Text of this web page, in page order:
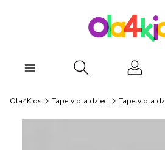
Otwórz wyszukiwarkę
Ola4Kids Tapety dla dzieci Tapety dla